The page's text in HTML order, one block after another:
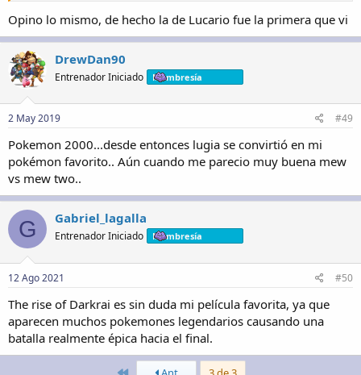
Opino lo mismo, de hecho la de Lucario fue la primera que vi
DrewDan90
Entrenador Iniciado Membresía
2 May 2019 #49
Pokemon 2000...desde entonces lugia se convirtió en mi
pokémon favorito.. Aún cuando me parecio muy buena mew
vs mew two..
G Gabriel_lagalla
Entrenador Iniciado Membresía
12 Ago 2021 #50
The rise of Darkrai es sin duda mi película favorita, ya que
aparecen muchos pokemones legendarios causando una
batalla realmente épica hacia el final.
Primero